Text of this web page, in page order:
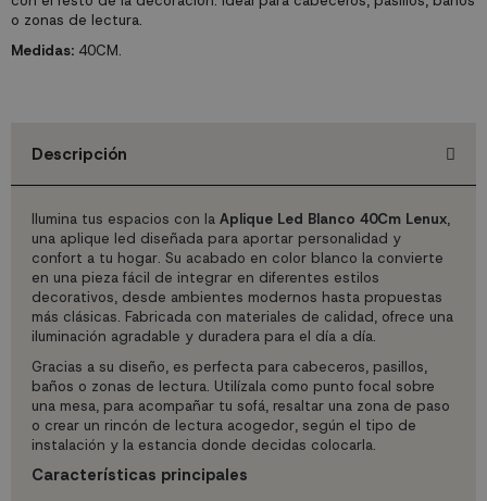
o zonas de lectura.
Medidas:40CM.
Descripción
Ilumina tus espacios con laAplique Led Blanco 40Cm Lenux,
una aplique led diseñada para aportar personalidad y
confort a tu hogar. Su acabado en color blanco la convierte
en una pieza fácil de integrar en diferentes estilos
decorativos, desde ambientes modernos hasta propuestas
más clásicas. Fabricada con materiales de calidad, ofrece una
iluminación agradable y duradera para el día a día.
Gracias a su diseño, es perfecta para cabeceros, pasillos,
baños o zonas de lectura. Utilízala como punto focal sobre
una mesa, para acompañar tu sofá, resaltar una zona de paso
o crear un rincón de lectura acogedor, según el tipo de
instalación y la estancia donde decidas colocarla.
Características principales